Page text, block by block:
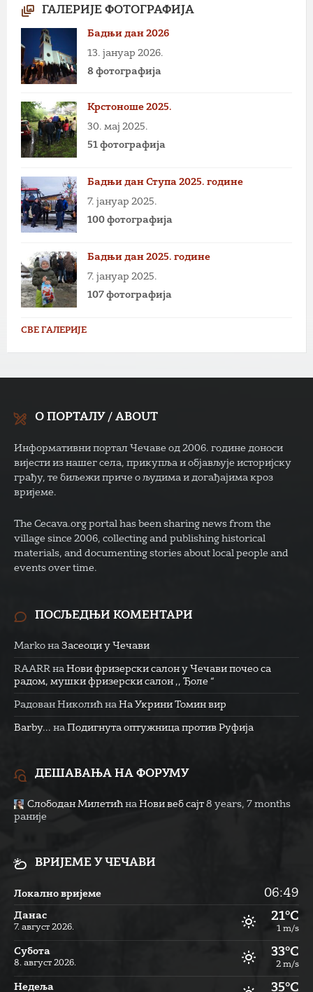
ГАЛЕРИЈЕ ФОТОГРАФИЈА
Бадњи дан 2026
13. јануар 2026.
8 фотографија
Крстоноше 2025.
30. мај 2025.
51 фотографија
Бадњи дан Ступа 2025. године
7. јануар 2025.
100 фотографија
Бадњи дан 2025. године
7. јануар 2025.
107 фотографија
СВЕ ГАЛЕРИЈЕ
О ПОРТАЛУ / ABOUT
Информативни портал Чечаве од 2006. године доноси
вијести из нашег села, прикупља и објављује историјску
грађу, те биљежи приче о људима и догађајима кроз
вријеме.
The Cecava.org portal has been sharing news from the
village since 2006, collecting and publishing historical
materials, and documenting stories about local people and
events over time.
ПОСЉЕДЊИ КОМЕНТАРИ
Marko на Засеоци у Чечави
RAARR на Нови фризерски салон у Чечави почео са
радом, мушки фризерски салон ,, Ђоле “
Радован Николић на На Укрини Томин вир
Barby... на Подигнута оптужница против Руфија
ДЕШАВАЊА НА ФОРУМУ
Слободан Милетић на Нови веб сајт 8 years, 7 months
раније
ВРИЈЕМЕ У ЧЕЧАВИ
Локално вријеме 06:49
Данас
7. август 2026.
21°C
1 m/s
Субота
8. август 2026.
33°C
2 m/s
Недеља 35°C